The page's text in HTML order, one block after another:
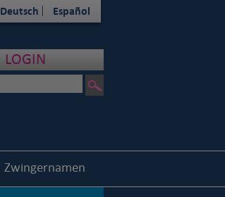
Deutsch Español
LOGIN
Zwingernamen